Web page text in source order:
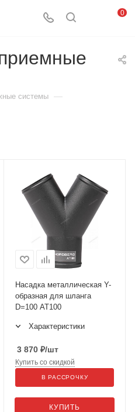
0
системы —
Насадка металлическая Y-
образная для шланга
D=100 AT100
Характеристики
3 870 ₽/шт
КУПИТЬ
Купить со скидкой
В РАССРОЧКУ